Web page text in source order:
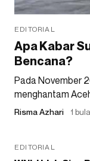
EDITORIAL
Apa Kabar
Bencana?
Pada November
menghantam
Risma Azhari 1
EDITORIAL